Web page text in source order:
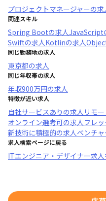
プロジェクトマネージャーの求
関連スキル
Spring Bootの求人JavaScript
Swiftの求人Kotlinの求人
同じ勤務地の求人
東京都の求人
同じ年収帯の求人
年収900万円の求人
特徴が近い求人
自社サービスあり の求人 リモ
オンライン選考可の求人フレ
新技術に積極的の求人ベンチ
求人検索ページに戻る
ITエンジニア・デザイナー求